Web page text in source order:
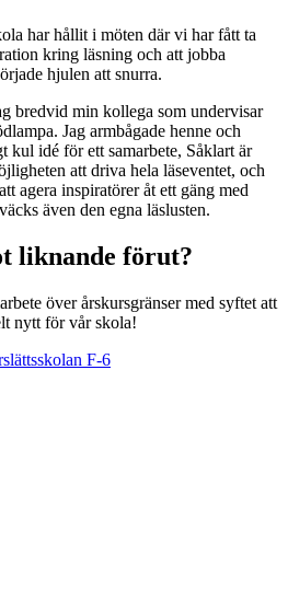
har hållit i möten där vi har fått ta
kring läsning och att jobba
hjulen att snurra.
bredvid min kollega som undervisar
Jag armbågade henne och
kul idé för ett samarbete, Såklart är
att driva hela läseventet, och
agera inspiratörer åt ett gäng med
även den egna läslusten.
liknande förut?
över årskursgränser med syftet att
nytt för vår skola!
F-6